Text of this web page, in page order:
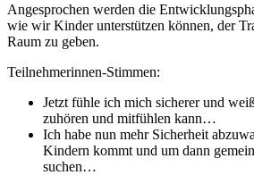
Angesprochen werden die
wie wir Kinder unterstützen können, der
Raum zu geben.
Teilnehmerinnen-Stimmen:
Jetzt fühle ich mich sicherer und
zuhören und mitfühlen kann…
Ich habe nun mehr Sicherheit
Kindern kommt und um dann
suchen…